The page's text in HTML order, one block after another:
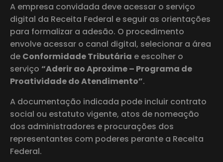
A empresa convidada deve acessar o serviço
digital da Receita Federal e seguir as orientações
para formalizar a adesão. O procedimento
envolve acessar o canal digital, selecionar a área
de Conformidade Tributária e escolher o
serviço “Aderir ao Aproxime – Programa de
Proatividade do Atendimento”.
A documentação indicada pode incluir contrato
social ou estatuto vigente, atos de nomeação
dos administradores e procurações dos
representantes com poderes perante a Receita
Federal.